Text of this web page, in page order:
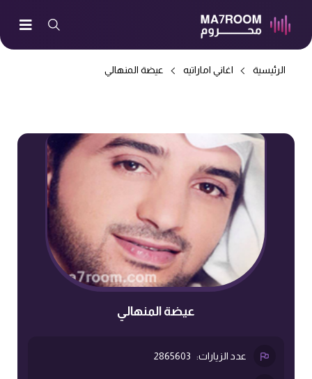
الرئيسية اغاني اماراتيه عيضة المنهالي
عيضة المنهالي
عدد الزيارات: 2865603